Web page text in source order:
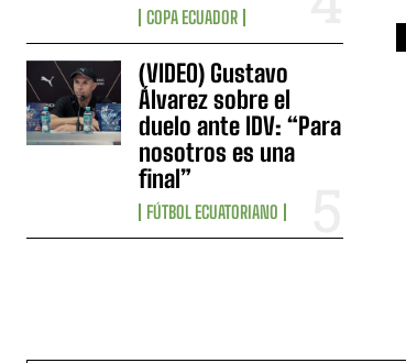
COPA ECUADOR
(VIDEO) Gustavo
Álvarez sobre el
duelo ante IDV: “Para
nosotros es una
final”
FÚTBOL ECUATORIANO